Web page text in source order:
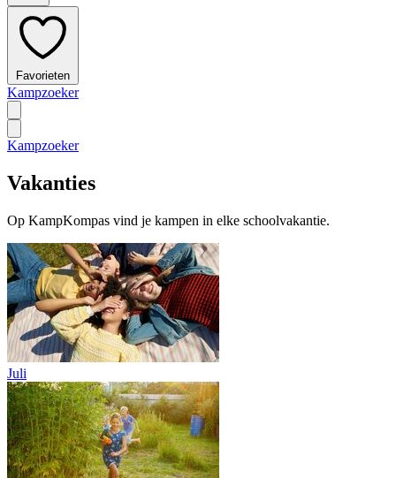
Favorieten
Kampzoeker
Kampzoeker
Vakanties
Op KampKompas vind je kampen in elke schoolvakantie.
Juli